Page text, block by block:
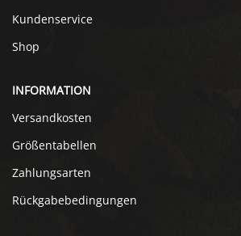
Kundenservice
Shop
INFORMATION
Versandkosten
Größentabellen
Zahlungsarten
Rückgabebedingungen